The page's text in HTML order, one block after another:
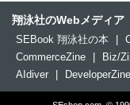
翔泳社のWebメディア
SEBook 翔泳社の本
CommerceZine
Biz/
AIdiver
DeveloperZine